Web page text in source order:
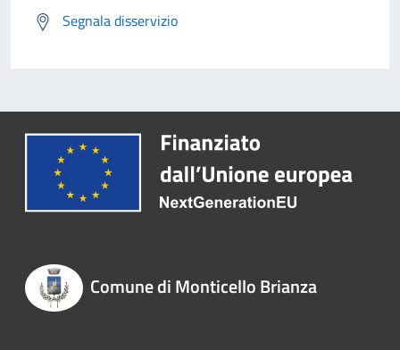
Segnala disservizio
Comune di Monticello Brianza